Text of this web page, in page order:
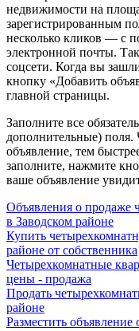
недвижимости на
зарегистрированным
несколько кликов — с
электронной почты.
соцсети. Когда вы
кнопку «Добавить
главной страницы.
Заполните все
дополнительные) поля.
объявление, тем
заполните, нажмите
ваше объявление
Объявления о продаже
в Заводском районе
Купить
районе от собственника
Четырехкомнатные
цены - продажа
Продать
районе
Разместить